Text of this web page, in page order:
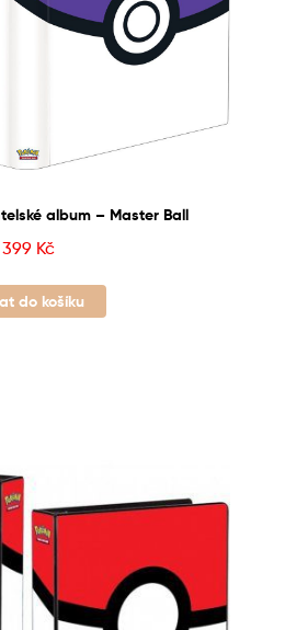
album – Master Ball
399 Kč
do košíku